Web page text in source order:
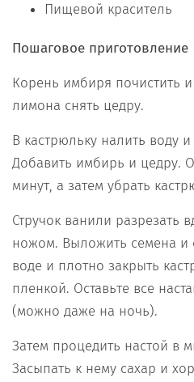
Пищевой краситель
Пошаговое приготовление
Корень имбиря почистить
лимона снять цедру.
В кастрюльку налить воду
Добавить имбирь и цедру.
минут, а затем убрать
Стручок ванили разрезать
ножом. Выложить семена и
воде и плотно закрыть
пленкой. Оставьте все
(можно даже на ночь).
Затем процедить настой в
Засыпать к нему сахар и